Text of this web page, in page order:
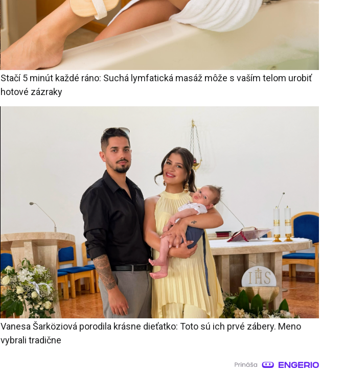
Stačí 5 minút každé ráno: Suchá lymfatická masáž môže s vaším telom urobiť
hotové zázraky
Vanesa Šarköziová porodila krásne dieťatko: Toto sú ich prvé zábery. Meno
vybrali tradične